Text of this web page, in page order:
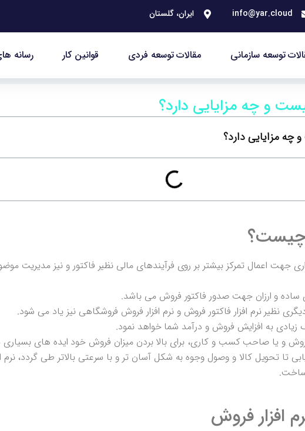
info@yar.cloud ایران، گلستان
توسعه سازمانی مقالات توسعه فردی قوانین کار رسانه
و چه مزایایی دارد؟
چه مزایایی دارد؟
چیست؟
جهت اعمال تمرکز بیشتر بر روی فرآیندهای مالی نظیر فاکتور و نیز مدیریت
ساده و ارزان جهت صدور فاکتور فروش می باشد.
نظیر نرم افزار فاکتور فروش و نرم افزار فروش فروشگاهی نیز یاد می شود.
به افزایش فروش و درآمد شما خواهد نمود.
و یا صاحب کسب و کاری، برای بالا بردن میزان فروش خود ایده های بسیاری
تا تحویل کالا و وصول وجوه به شکل آسان تر و با سرعتی بالاتر طی گردد، نرم
ساخت.
افزار فروش